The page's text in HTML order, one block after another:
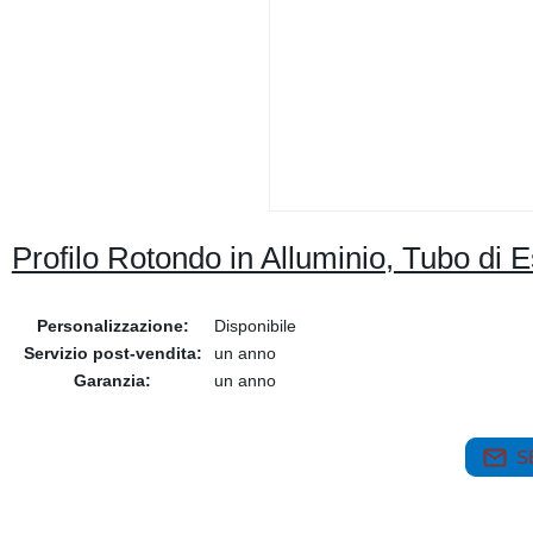
Profilo Rotondo in Alluminio, Tubo di
Personalizzazione:
Disponibile
Servizio post-vendita:
un anno
Garanzia:
un anno